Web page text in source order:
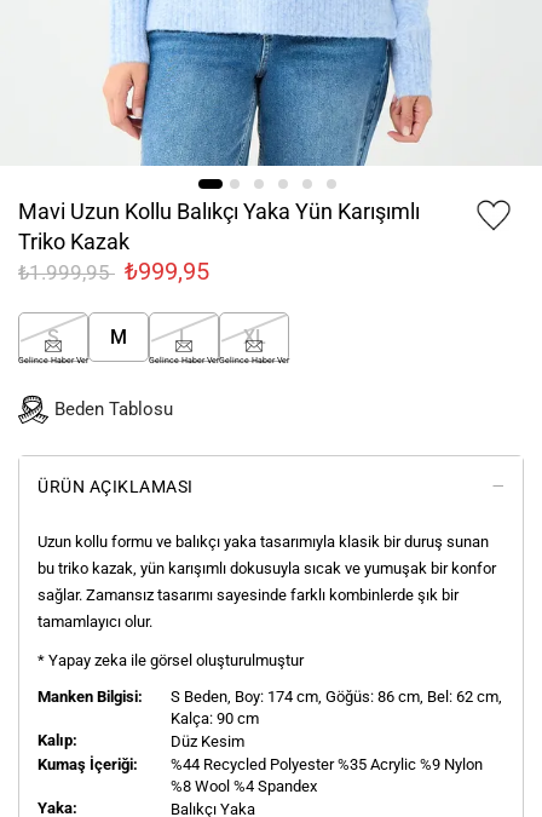
Mavi Uzun Kollu Balıkçı Yaka Yün Karışımlı
Triko Kazak
₺1.999,95 ₺999,95
S
Gelince Haber Ver
M L
Gelince Haber Ver
XL
Gelince Haber Ver
Beden Tablosu
ÜRÜN AÇIKLAMASI
Uzun kollu formu ve balıkçı yaka tasarımıyla klasik bir duruş sunan
bu triko kazak, yün karışımlı dokusuyla sıcak ve yumuşak bir konfor
sağlar. Zamansız tasarımı sayesinde farklı kombinlerde şık bir
tamamlayıcı olur.
* Yapay zeka ile görsel oluşturulmuştur
Manken Bilgisi:
S Beden, Boy: 174 cm, Göğüs: 86 cm, Bel: 62 cm,
Kalça: 90 cm
Kalıp:
Düz Kesim
Kumaş İçeriği:
%44 Recycled Polyester %35 Acrylic %9 Nylon
%8 Wool %4 Spandex
Yaka:
Balıkçı Yaka